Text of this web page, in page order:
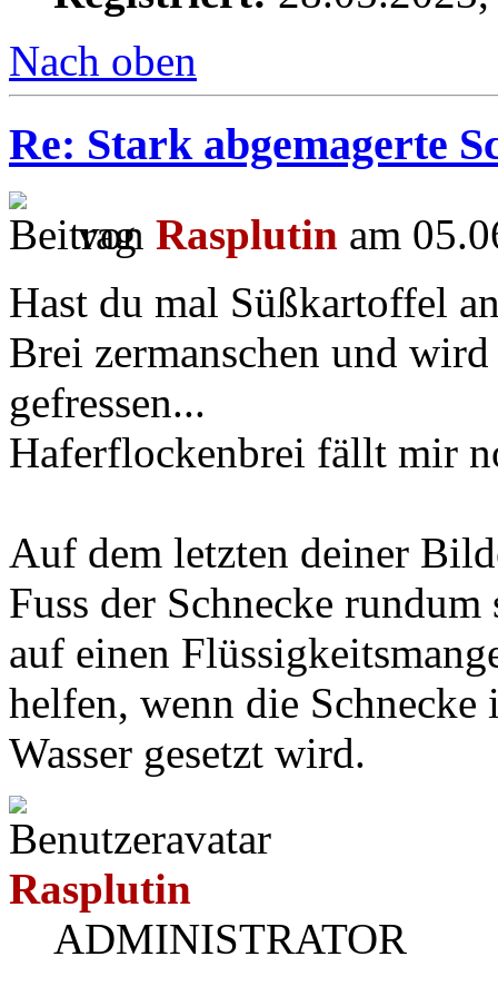
Nach oben
Re: Stark abgemagerte
von Rasplutin am
Hast du mal Süßkartoffel
Brei zermanschen und
gefressen...
Haferflockenbrei fällt mir
Auf dem letzten deiner
Fuss der Schnecke
auf einen
helfen, wenn die
Wasser gesetzt wird.
Rasplutin
ADMINISTRATOR